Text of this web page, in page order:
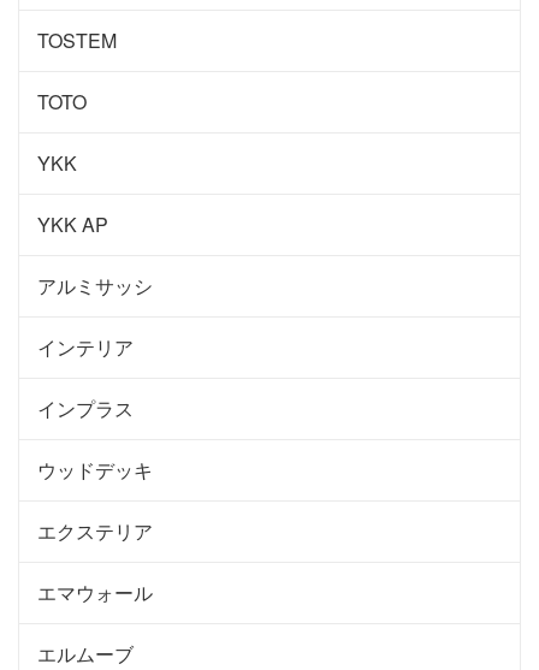
TOSTEM
TOTO
YKK
YKK AP
アルミサッシ
インテリア
インプラス
ウッドデッキ
エクステリア
エマウォール
エルムーブ